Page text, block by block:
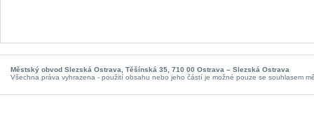
Městský obvod Slezská Ostrava, Těšínská 35, 710 00 Ostrava – Slezská Ostrava
Všechna práva vyhrazena - použití obsahu nebo jeho částí je možné pouze se souhlasem